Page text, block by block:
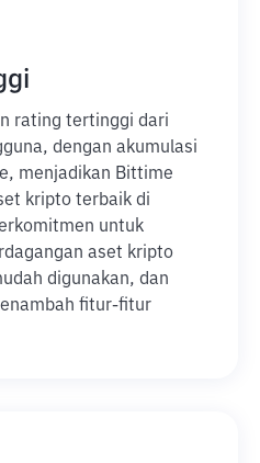
rating tertinggi dari
dengan akumulasi
menjadikan Bittime
kripto terbaik di
untuk
aset kripto
digunakan, dan
fitur-fitur